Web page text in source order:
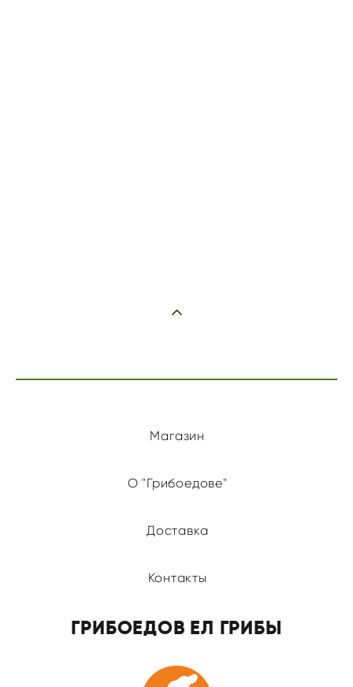
Магазин
О "Грибоедове"
Доставка
Контакты
ГРИБОЕДОВ ЕЛ ГРИБЫ